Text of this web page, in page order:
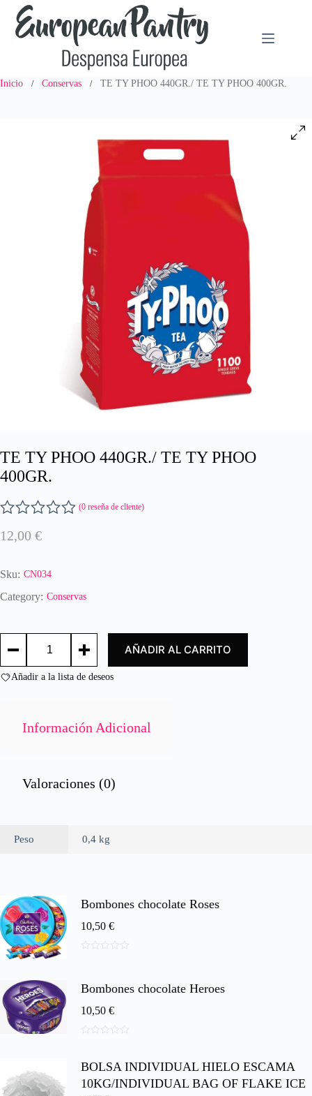
Saltar
contenido
Inicio / Conservas / TE TY PHOO 440GR./ TE TY PHOO 400GR.
TE TY PHOO 440GR./ TE TY PHOO
400GR.
V
a
o
a
n
0
(0 reseña de cliente)
12,00 €
Sku: CN034
Category: Conservas
TY
440GR./
400GR.
cantidad
AÑADIR AL CARRITO
Añadir a la lista de deseos
Información Adicional
Valoraciones (0)
Peso 0,4 kg
Bombones chocolate Roses
10,50 €
5
Bombones chocolate Heroes
10,50 €
e
BOLSA INDIVIDUAL HIELO ESCAMA
10KG/INDIVIDUAL BAG OF FLAKE ICE